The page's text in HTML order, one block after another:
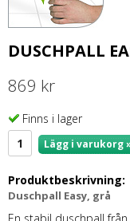
DUSCHPALL
869 kr
Finns i lager
Lägg i varukorg
Produktbeskrivning:
Duschpall Easy, grå